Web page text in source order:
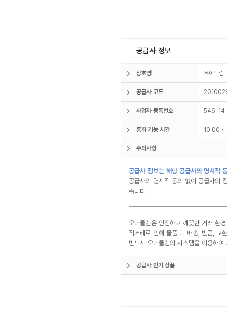
공급사 정보
상호명 옥이드
공급사 코드
사업자 등록번호 546-
통화 가능 시간 10:00
주의사항
공급사 정보는 해당 공급사의 명시적
공급사의 명시적 동의 없이 공급사의
습니다.
오너클랜은 안전하고 깨끗한 거래 환
직거래로 인해 물품 미 배송, 반품, 교
반드시 오너클랜의 시스템을 이용하
공급사 인기 상품